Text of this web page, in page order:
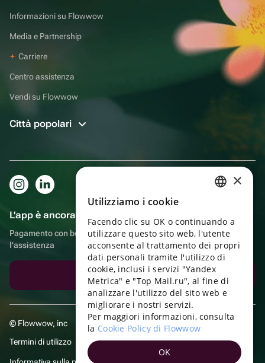
Informazioni su Flowwow
Media e Partnership
Carriere
Centro assistenza
Vendi su Flowwow
Città popolari
L'app è ancora più comoda!
Pagamento con bonus, autoconsegna, comoda chat con
l'assistenza
Scarica l'app
© Flowwow, inc
Termini di utilizzo
ENGLISH
UKRAINIAN
PORTUGUESE
SPANISH
×
Utilizziamo i cookie
Facendo clic su OK o continuando a
utilizzare questo sito web, l'utente
acconsente al trattamento dei propri
dati personali tramite l'utilizzo di
cookie, inclusi i servizi "Yandex
Metrica" e "Top Mail.ru", al fine di
analizzare l'utilizzo del sito web e
migliorare i nostri servizi.
Per maggiori informazioni, consulta
la Cookie Policy di Flowwow
OK